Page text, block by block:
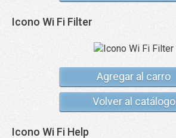
Icono Wi Fi Filter
Agregar al carro
Volver al catálogo
Icono Wi Fi Help